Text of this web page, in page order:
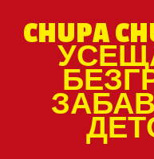
CHUPA